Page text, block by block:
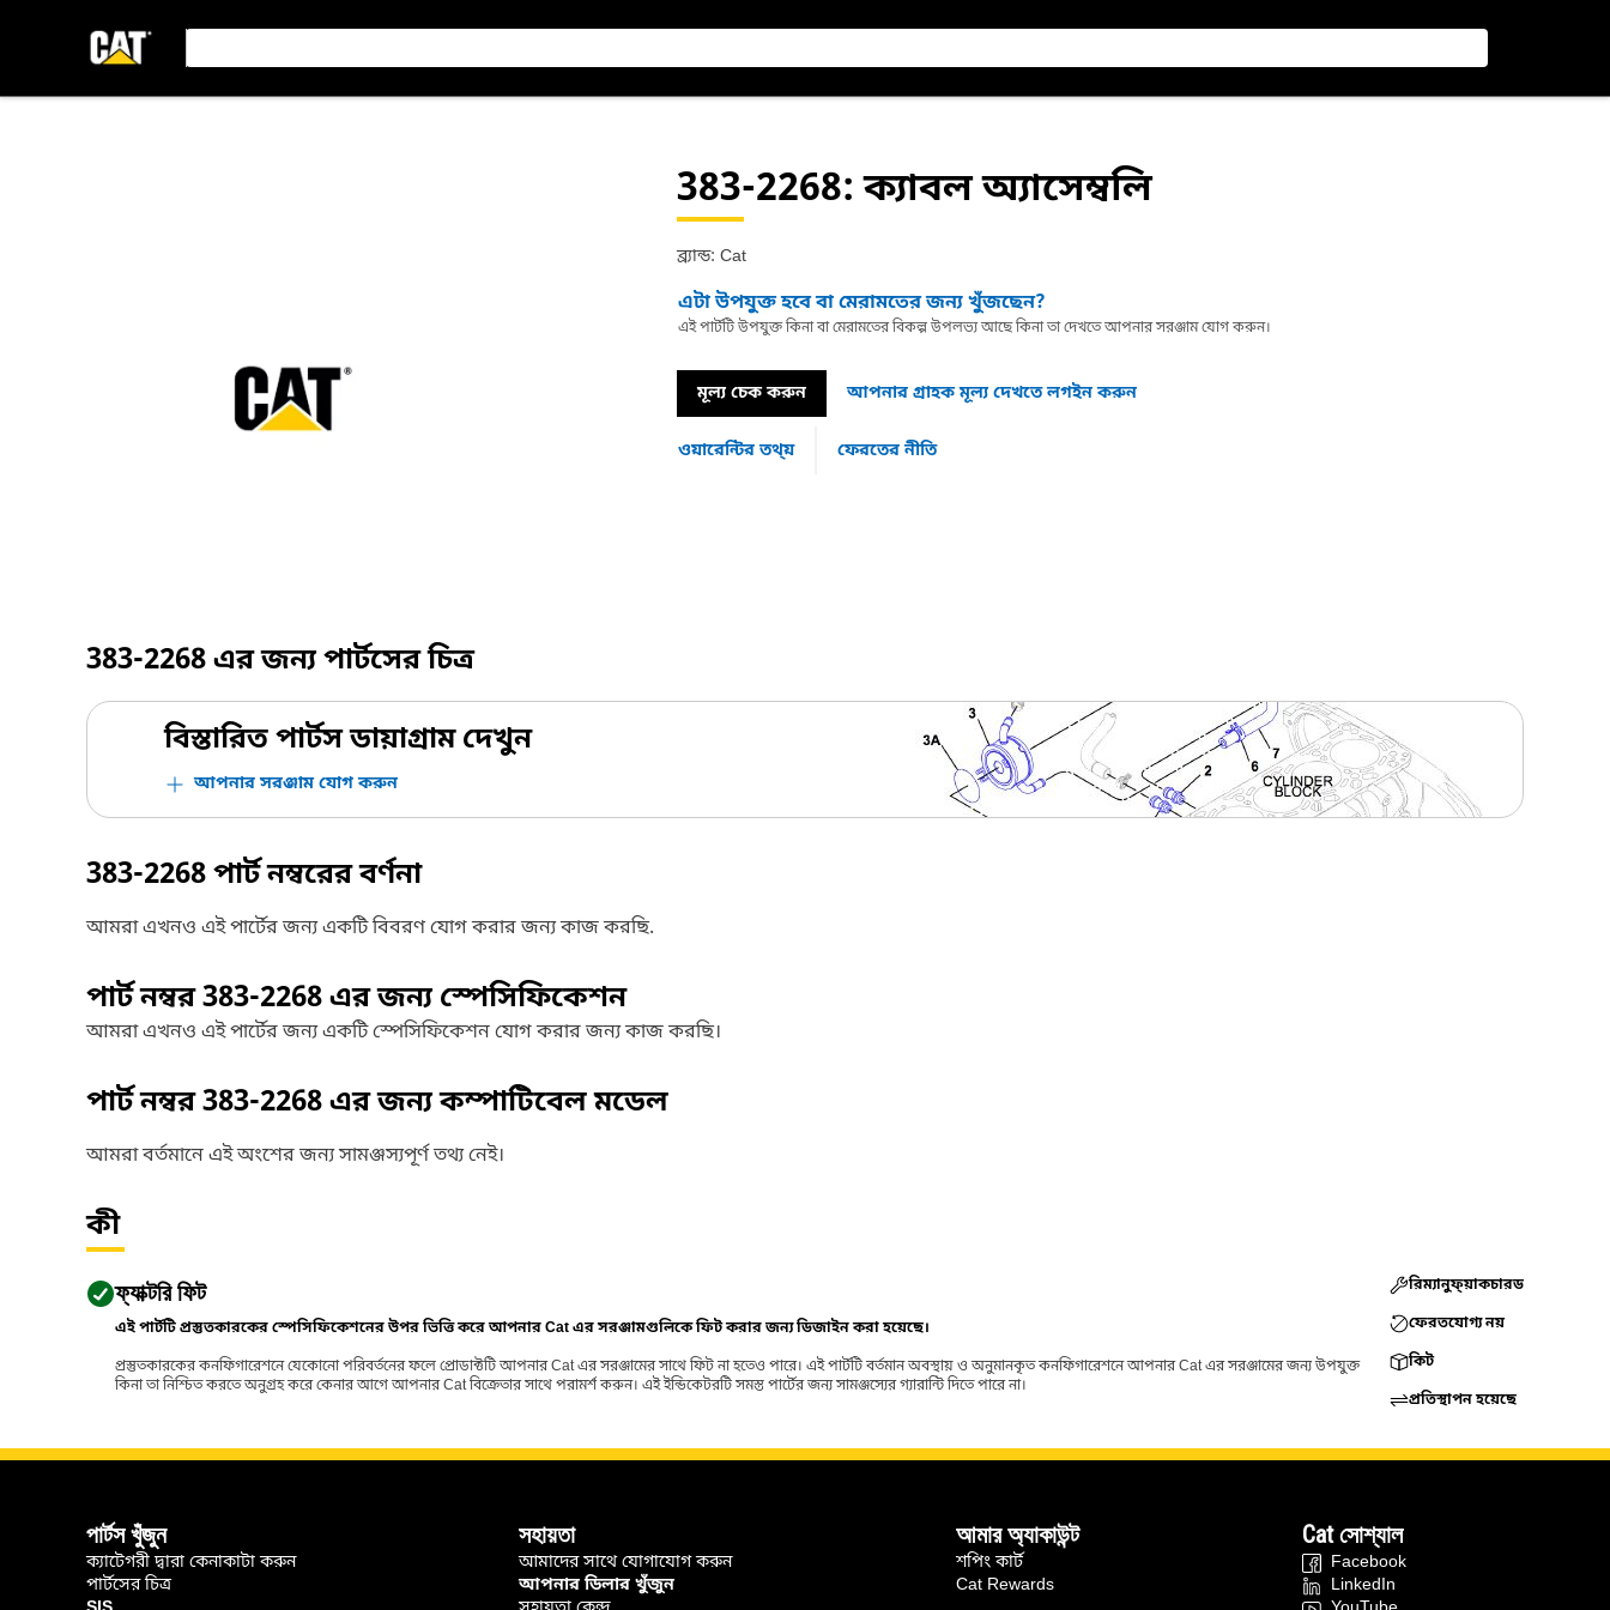
383-2268: ক্যাবল অ্যাসেম্বলি
ব্র্যান্ড: Cat
এটা উপযুক্ত হবে বা মেরামতের জন্য খুঁজছেন?
এই পার্টটি উপযুক্ত কিনা বা মেরামতের বিকল্প উপলভ্য আছে কিনা তা দেখতে আপনার সরঞ্জাম যোগ করুন।
মূল্য চেক করুন আপনার গ্রাহক মূল্য দেখতে লগইন করুন
ওয়ারেন্টির তথ্য় ফেরতের নীতি
383-2268এর জন্য পার্টসের চিত্র
বিস্তারিত পার্টস ডায়াগ্রাম দেখুন
আপনার সরঞ্জাম যোগ করুন
383-2268পার্ট নম্বরের বর্ণনা
আমরা এখনও এই পার্টের জন্য একটি বিবরণ যোগ করার জন্য কাজ করছি.
পার্ট নম্বর383-2268এর জন্য স্পেসিফিকেশন
আমরা এখনও এই পার্টের জন্য একটি স্পেসিফিকেশন যোগ করার জন্য কাজ করছি।
পার্ট নম্বর383-2268এর জন্য কম্পাটিবেল মডেল
আমরা বর্তমানে এই অংশের জন্য সামঞ্জস্যপূর্ণ তথ্য নেই।
কী
ফ্যাক্টরি ফিট
এই পার্টটি প্রস্তুতকারকের স্পেসিফিকেশনের উপর ভিত্তি করে আপনার Cat এর সরঞ্জামগুলিকে ফিট করার জন্য ডিজাইন করা হয়েছে।
প্রস্তুতকারকের কনফিগারেশনে যেকোনো পরিবর্তনের ফলে প্রোডাক্টটি আপনার Cat এর সরঞ্জামের সাথে ফিট না হতেও পারে। এই পার্টটি বর্তমান অবস্থায় ও অনুমানকৃত কনফিগারেশনে আপনার Cat এর সরঞ্জামের জন্য উপযুক্ত
কিনা তা নিশ্চিত করতে অনুগ্রহ করে কেনার আগে আপনার Cat বিক্রেতার সাথে পরামর্শ করুন। এই ইন্ডিকেটরটি সমস্ত পার্টের জন্য সামঞ্জস্যের গ্যারান্টি দিতে পারে না।
রিম্যানুফ্য়াকচারড
ফেরতযোগ্য নয়
কিট
প্রতিস্থাপন হয়েছে
পার্টস খুঁজুন
ক্যাটেগরী দ্বারা কেনাকাটা করুন
পার্টসের চিত্র
সহায়তা
আমাদের সাথে যোগাযোগ করুন
আপনার ডিলার খুঁজুন
আমার অ্যাকাউন্ট
শপিং কার্ট
Cat Rewards
Cat সোশ্যাল
Facebook
LinkedIn